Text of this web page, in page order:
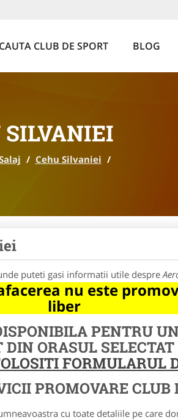
CAUTA CLUB DE SPORT BLOG
SILVANIEI
/ Cehu Silvaniei /
puteti gasi informatii utile despre
nu este
liber
PENTRU
DIN ORASUL SELECTAT
FORMULARUL
PROMOVARE CLUB
cu toate detaliile pe care